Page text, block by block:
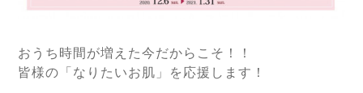
おうち時間が増えた今だからこそ！！
皆様の「なりたいお肌」を応援します！